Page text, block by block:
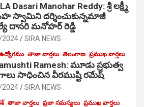
Dasari Manohar Reddy: శ్రీ లక్ష్మీ
స్వామిని దర్శించుకున్నమాజీ
దాసరి మనోహర్ రెడ్డి
SIRA NEWS
తాజా వార్తలు తెలంగాణ ప్రముఖ వార్తలు
Ramesh: మూడు ప్రభుత్వ
సాధించిన వీరముష్టి రమేష్
SIRA NEWS
తాజా వార్తలు ప్రజా సమస్యలు ప్రముఖ వార్తలు